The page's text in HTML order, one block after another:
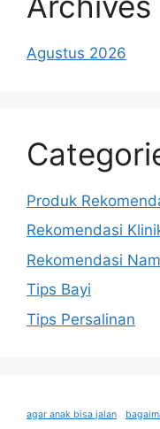
Agustus 2026
Produk
Rekomendasi
Rekomendasi
Tips Bayi
Tips Persalinan
agar anak bisa jalan